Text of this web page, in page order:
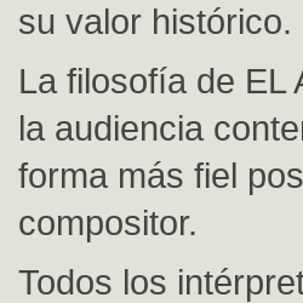
su valor histórico.
La filosofía de EL
la audiencia
forma más fiel
compositor.
Todos los